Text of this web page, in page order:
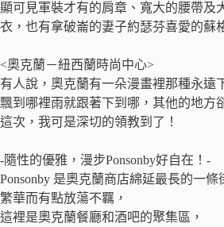
顯可見軍裝才有的肩章、寬大的腰帶及
衣，也有拿破崙的妻子約瑟芬喜愛的蘇
<奧克蘭－紐西蘭時尚中心>
有人說，奧克蘭有一朵漫畫裡那種永遠
飄到哪裡雨就跟著下到哪，其他的地方
這次，我可是深切的領教到了！
-隨性的優雅，漫步Ponsonby好自在！-
Ponsonby 是奧克蘭商店綿延最長的一條
繁華而有點放蕩不羈，
這裡是奧克蘭餐廳和酒吧的聚集區，